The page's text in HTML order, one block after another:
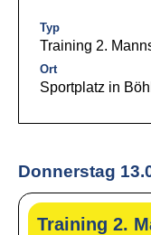
Typ
Training 2.
Ort
Sportplatz in
Donnerstag
Training 2.